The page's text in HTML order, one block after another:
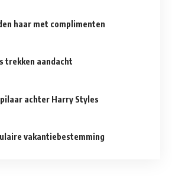
haar met complimenten
trekken aandacht
achter Harry Styles
vakantiebestemming